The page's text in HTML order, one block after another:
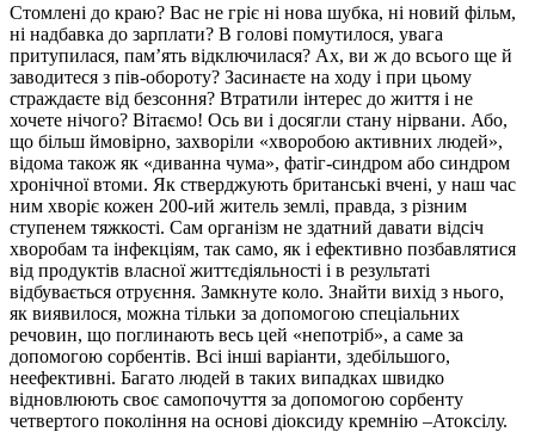
Стомлені до краю? Вас не гріє ні нова шубка, ні новий фільм,
ні надбавка до зарплати? В голові помутилося, увага
притупилася, пам’ять відключилася? Ах, ви ж до всього ще й
заводитеся з пів-обороту? Засинаєте на ходу і при цьому
страждаєте від безсоння? Втратили інтерес до життя і не
хочете нічого? Вітаємо! Ось ви і досягли стану нірвани. Або,
що більш ймовірно, захворіли «хворобою активних людей»,
відома також як «диванна чума», фатіг-синдром або синдром
хронічної втоми. Як стверджують британські вчені, у наш час
ним хворіє кожен 200-ий житель землі, правда, з різним
ступенем тяжкості. Сам організм не здатний давати відсіч
хворобам та інфекціям, так само, як і ефективно позбавлятися
від продуктів власної життєдіяльності і в результаті
відбувається отруєння. Замкнуте коло. Знайти вихід з нього,
як виявилося, можна тільки за допомогою спеціальних
речовин, що поглинають весь цей «непотріб», а саме за
допомогою сорбентів. Всі інші варіанти, здебільшого,
неефективні. Багато людей в таких випадках швидко
відновлюють своє самопочуття за допомогою сорбенту
четвертого покоління на основі діоксиду кремнію –Атоксілу.